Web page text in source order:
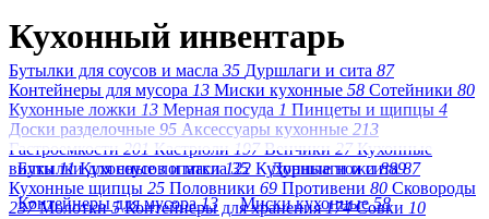
Кухонный инвентарь
Бутылки для соусов и масла 35 Дуршлаги и сита 87
Контейнеры для мусора 13 Миски кухонные 58 Сотейники 80
Кухонные ложки 13 Мерная посуда 1 Пинцеты и щипцы 4
Доски разделочные 95 Аксессуары кухонные 213
Гастроемкости 201 Кастрюли 197 Венчики 27 Кухонные
вилки 11 Кухонные лопатки 122 Кухонные ножи 889
Кухонные щипцы 25 Половники 69 Противени 80 Сковороды
237 Молотки 5 Контейнеры для хранения 174 Совки 10
Бутылки для соусов и масла 35 Дуршлаги и сита 87
Контейнеры для мусора 13 Миски кухонные 58